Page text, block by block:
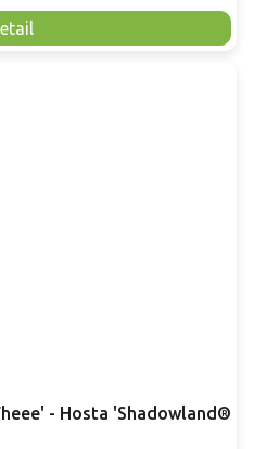
- Hosta 'Shadowland®